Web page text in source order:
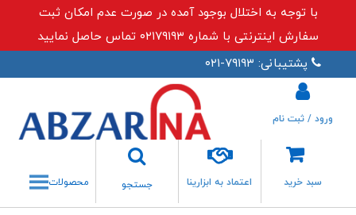
با توجه به اختلال بوجود آمده در صورت عدم امکان ثبت
سفارش اینترنتی با شماره ۰۲۱۷۹۱۹۳ تماس حاصل نمایید
پشتیبانی: ۷۹۱۹۳-۰۲۱
سبد خرید اعتماد به ابزارینا
جستجو
جستجو
ورود / ثبت نام
محصولات